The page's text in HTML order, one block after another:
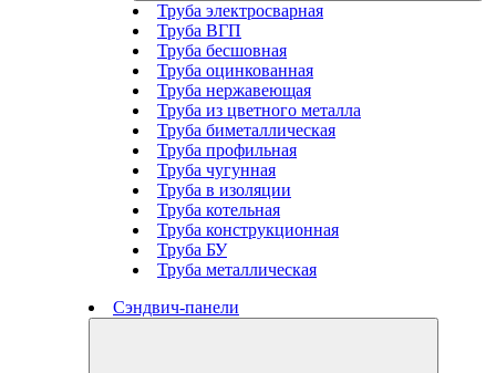
Труба электросварная
Труба ВГП
Труба бесшовная
Труба оцинкованная
Труба нержавеющая
Труба из цветного металла
Труба биметаллическая
Труба профильная
Труба чугунная
Труба в изоляции
Труба котельная
Труба конструкционная
Труба БУ
Труба металлическая
Сэндвич-панели